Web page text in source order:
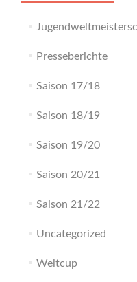
Presseberichte
Saison 17/18
Saison 18/19
Saison 19/20
Saison 20/21
Saison 21/22
Uncategorized
Weltcup